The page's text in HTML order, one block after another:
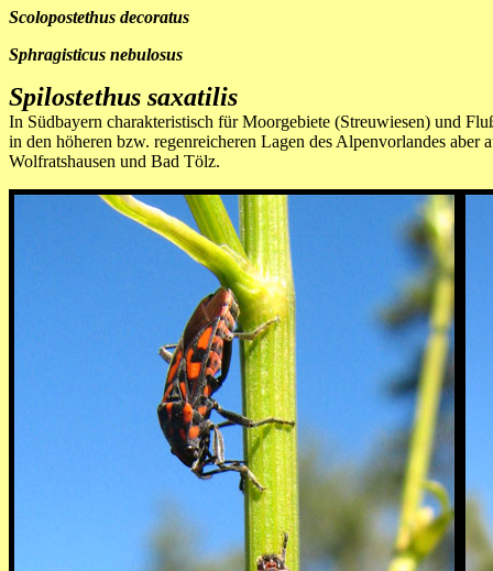
Scolopostethus decoratus
Sphragisticus nebulosus
Spilostethus saxatilis
In Südbayern charakteristisch für Moorgebiete (Streuwiesen) und
in den höheren bzw. regenreicheren Lagen des Alpenvorlandes
Wolfratshausen und Bad Tölz.